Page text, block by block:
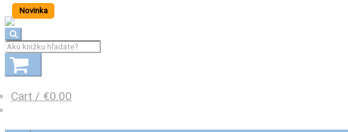
Skip to navigation
Cart / €0.00
Novinka